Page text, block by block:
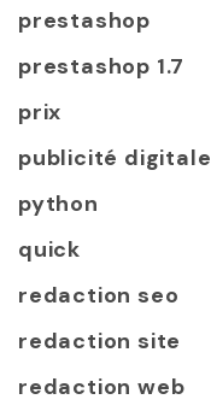
prestashop
prestashop 1.7
prix
publicité digitale
python
quick
redaction seo
redaction site
redaction web